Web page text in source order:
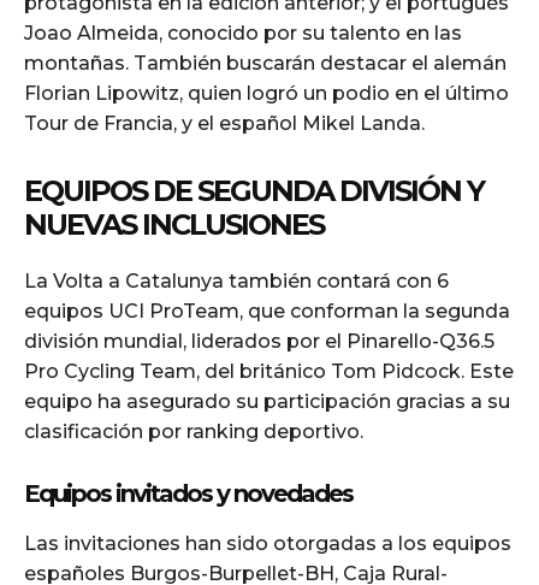
Joao Almeida, conocido por su talento en las
montañas. También buscarán destacar el alemán
Florian Lipowitz, quien logró un podio en el último
Tour de Francia, y el español Mikel Landa.
EQUIPOS DE SEGUNDA DIVISIÓN Y
NUEVAS INCLUSIONES
La Volta a Catalunya también contará con 6
equipos UCI ProTeam, que conforman la segunda
división mundial, liderados por el Pinarello-Q36.5
Pro Cycling Team, del británico Tom Pidcock. Este
equipo ha asegurado su participación gracias a su
clasificación por ranking deportivo.
Equipos invitados y novedades
Las invitaciones han sido otorgadas a los equipos
españoles Burgos-Burpellet-BH, Caja Rural-